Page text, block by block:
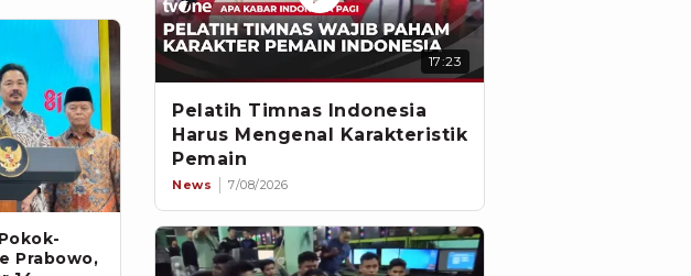
Prabowo,
17:23
Pelatih Timnas Indonesia
Harus Mengenal Karakteristik
Pemain
News 7/08/2026